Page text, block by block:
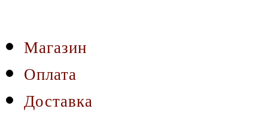
Магазин
Оплата
Доставка